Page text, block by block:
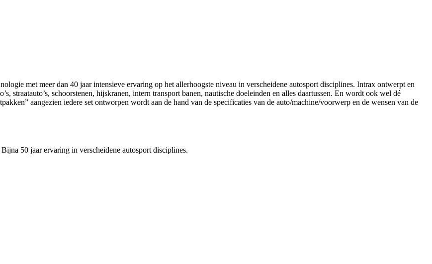
met meer dan 40 jaar intensieve ervaring op het allerhoogste niveau in verscheidene autosport disciplines. Intrax ontwerpt en
straatauto’s, schoorstenen, hijskranen, intern transport banen, nautische doeleinden en alles daartussen. En wordt ook wel dé
aangezien iedere set ontworpen wordt aan de hand van de specificaties van de auto/machine/voorwerp en de wensen van de
50 jaar ervaring in verscheidene autosport disciplines.